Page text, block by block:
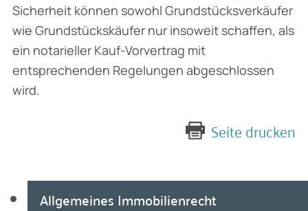
Allgemeines Immobilienrecht
Sicherheit können sowohl Grundstücksverkäufer
wie Grundstückskäufer nur insoweit schaffen, als
ein notarieller Kauf-Vorvertrag mit
entsprechenden Regelungen abgeschlossen
wird.
Seite drucken